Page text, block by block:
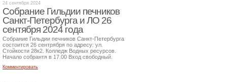
24 сентября 2024
Собрание Гильдии печников
Санкт-Петербурга и ЛО 26
сентября 2024 года
Собрание Гильдии печников Санкт-Петербурга
состоится 26 сентрября по адресу: ул.
Стойкости 28к2. Колледж Водных ресурсов.
Начало собрантя в 17.00 Вход свободный.
Комментировать